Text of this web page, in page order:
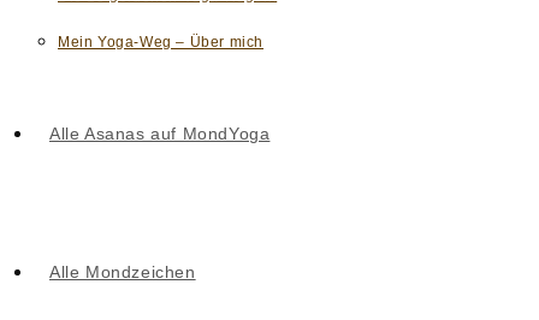
Mein Yoga-Weg – Über mich
Alle Asanas auf MondYoga
Alle Mondzeichen